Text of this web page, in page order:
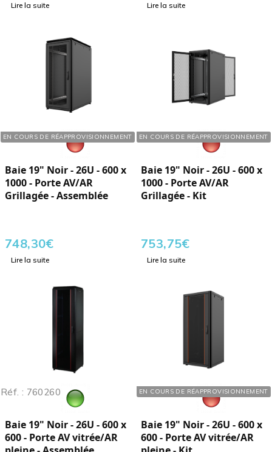
Lire la suite Lire la suite
EN COURS DE RÉAPPROVISIONNEMENT
Réf. : 760262
Baie 19" Noir - 26U - 600 x
1000 - Porte AV/AR
Grillagée - Assemblée
748,30€
Lire la suite
EN COURS DE RÉAPPROVISIONNEMENT
Réf. : 760267
Baie 19" Noir - 26U - 600 x
1000 - Porte AV/AR
Grillagée - Kit
753,75€
Lire la suite
Réf. : 760260
Baie 19" Noir - 26U - 600 x
600 - Porte AV vitrée/AR
EN COURS DE RÉAPPROVISIONNEMENT
Réf. : 760265
Baie 19" Noir - 26U - 600 x
600 - Porte AV vitrée/AR